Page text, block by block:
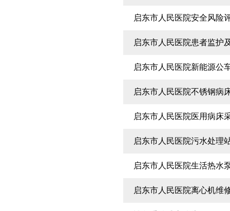
启东市人民医院安全风险
启东市人民医院患者监护
启东市人民医院新能源公
启东市人民医院不锈钢病
启东市人民医院医用病床
启东市人民医院污水处理
启东市人民医院生活热水
启东市人民医院离心机维